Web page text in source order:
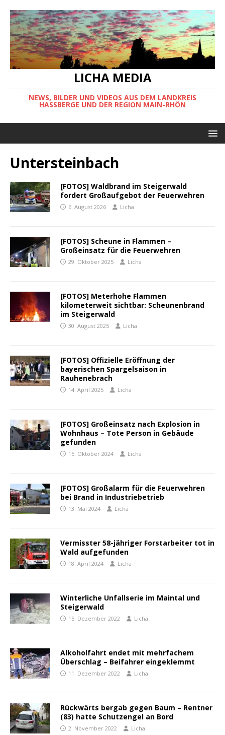
LICHA MEDIA
NEWS, BILDER UND VIDEOS AUS DEM LANDKREIS
HASSBERGE UND DER REGION MAIN-RHÖN
Untersteinbach
[FOTOS] Waldbrand im Steigerwald
fordert Großaufgebot der Feuerwehren
6. August 2026 Licha
[FOTOS] Scheune in Flammen –
Großeinsatz für die Feuerwehren
29. Oktober 2025 Licha
[FOTOS] Meterhohe Flammen
kilometerweit sichtbar: Scheunenbrand
im Steigerwald
30. August 2025 Licha
[FOTOS] Offizielle Eröffnung der
bayerischen Spargelsaison in
Rauhenebrach
14. April 2025 Licha
[FOTOS] Großeinsatz nach Explosion in
Wohnhaus – Tote Person in Gebäude
gefunden
15. Oktober 2024 Licha
[FOTOS] Großalarm für die Feuerwehren
bei Brand in Industriebetrieb
13. Mai 2024 Licha
Vermisster 58-jähriger Forstarbeiter tot in
Wald aufgefunden
18. April 2024 Licha
Winterliche Unfallserie im Maintal und
Steigerwald
15. Dezember 2022 Licha
Alkoholfahrt endet mit mehrfachem
Überschlag – Beifahrer eingeklemmt
11. Dezember 2022 Licha
Rückwärts bergab gegen Baum – Rentner
(83) hatte Schutzengel an Bord
2. November 2022 Licha